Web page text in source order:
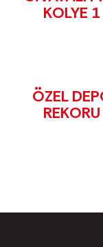
KOLYE 1
ÖZEL
REKORU